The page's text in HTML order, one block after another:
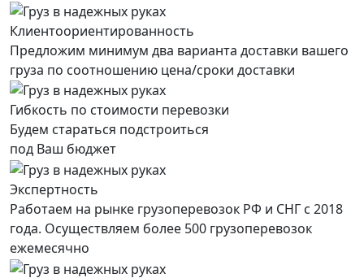
Клиентоориентированность
Предложим минимум два варианта доставки вашего
груза по соотношению цена/сроки доставки
Гибкость по стоимости перевозки
Будем стараться подстроиться
под Ваш бюджет
Экспертность
Работаем на рынке грузоперевозок РФ и СНГ с 2018
года. Осуществляем более 500 грузоперевозок
ежемесячно